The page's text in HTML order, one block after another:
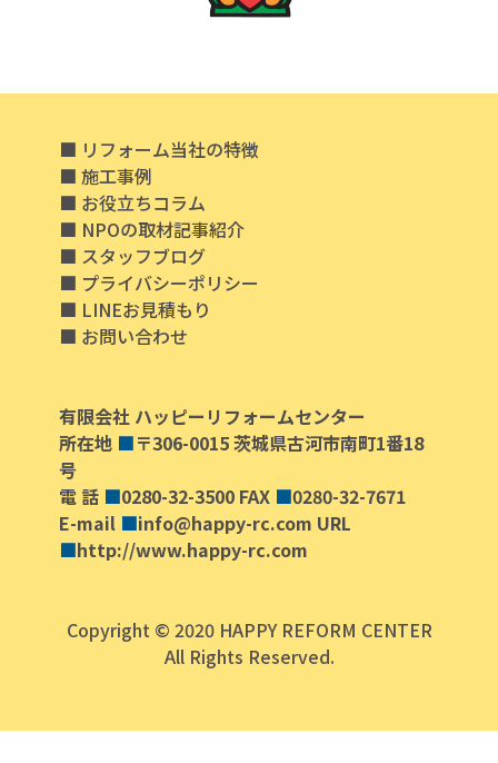
リフォーム当社の特徴
施工事例
お役立ちコラム
NPOの取材記事紹介
スタッフブログ
プライバシーポリシー
LINEお見積もり
お問い合わせ
有限会社 ハッピーリフォームセンター
所在地 ■〒306-0015 茨城県古河市南町1番18
号
電 話 ■0280-32-3500 FAX ■0280-32-7671
E-mail ■info@happy-rc.com URL
■http://www.happy-rc.com
Copyright © 2020 HAPPY REFORM CENTER
All Rights Reserved.